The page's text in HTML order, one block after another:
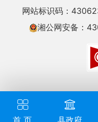
首 页 县政府
网站标识码：
湘公网安备：